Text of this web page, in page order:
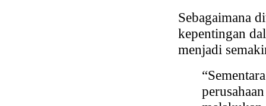
Sebagaimana
kepentingan
menjadi